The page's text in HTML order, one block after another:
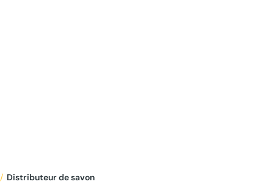
/ Distributeur de savon